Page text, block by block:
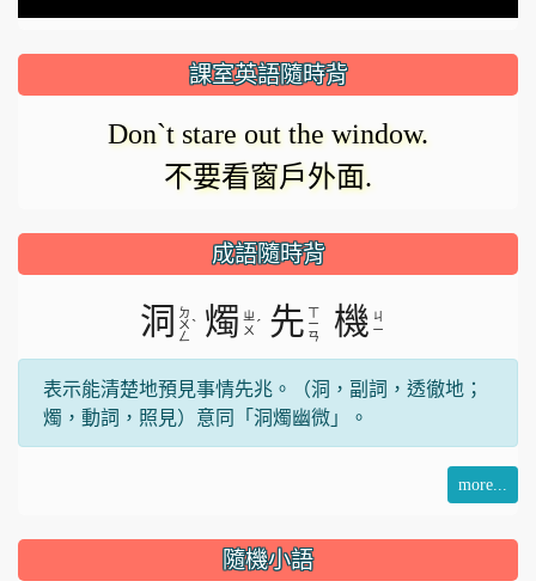
課室英語隨時背
Don`t stare out the window.
不要看窗戶外面.
成語隨時背
洞
ㄉ
ㄨ
ㄥ
ˋ 燭 ㄓ
ㄨ ˊ 先 ㄒ
ㄧ
ㄢ
機 ㄐ
ㄧ
表示能清楚地預見事情先兆。（洞，副詞，透徹地；
燭，動詞，照見）意同「洞燭幽微」。
more...
隨機小語